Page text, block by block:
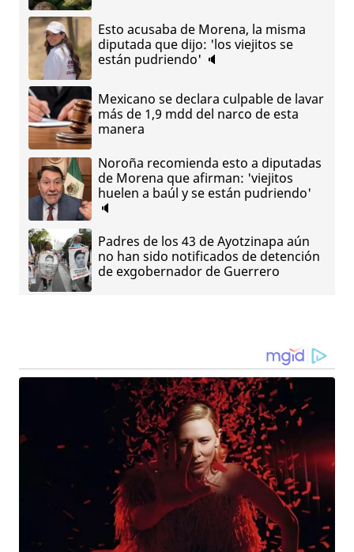
Esto acusaba de Morena, la misma
diputada que dijo: 'los viejitos se
están pudriendo' 🔈
Mexicano se declara culpable de lavar
más de 1,9 mdd del narco de esta
manera
Noroña recomienda esto a diputadas
de Morena que afirman: 'viejitos
huelen a baúl y se están pudriendo'
🔈
Padres de los 43 de Ayotzinapa aún
no han sido notificados de detención
de exgobernador de Guerrero